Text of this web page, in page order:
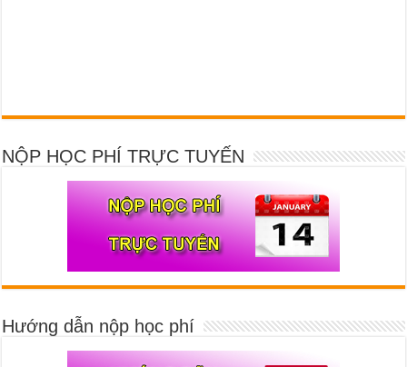
NỘP HỌC PHÍ TRỰC TUYẾN
Hướng dẫn nộp học phí